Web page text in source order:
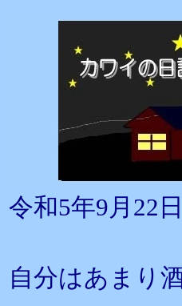
令和5年9月22日
自分はあまり